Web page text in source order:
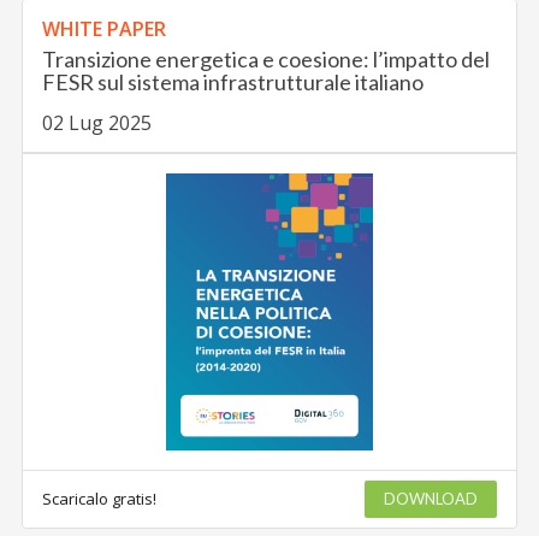
WHITE PAPER
Transizione energetica e coesione: l’impatto del
FESR sul sistema infrastrutturale italiano
02 Lug 2025
Scaricalo gratis! DOWNLOAD